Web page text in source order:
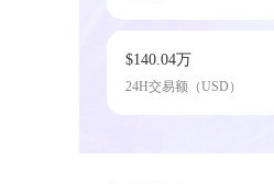
$140.04万
24H交易额（USD）